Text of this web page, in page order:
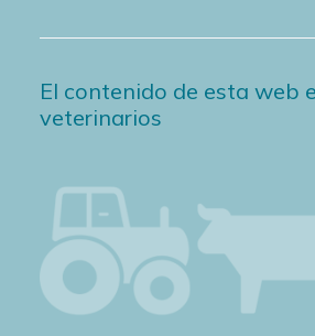
El contenido de esta web
veterinarios